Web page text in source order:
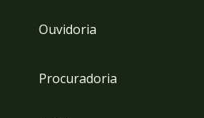
Ouvidoria
Procuradoria